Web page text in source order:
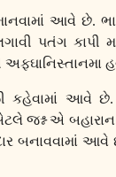
આવે છે.
પતંગ કાપી
અફઘાનિસ્તાનમા
કહેવામાં આવે
જશ્ન એ
બનાવવામાં